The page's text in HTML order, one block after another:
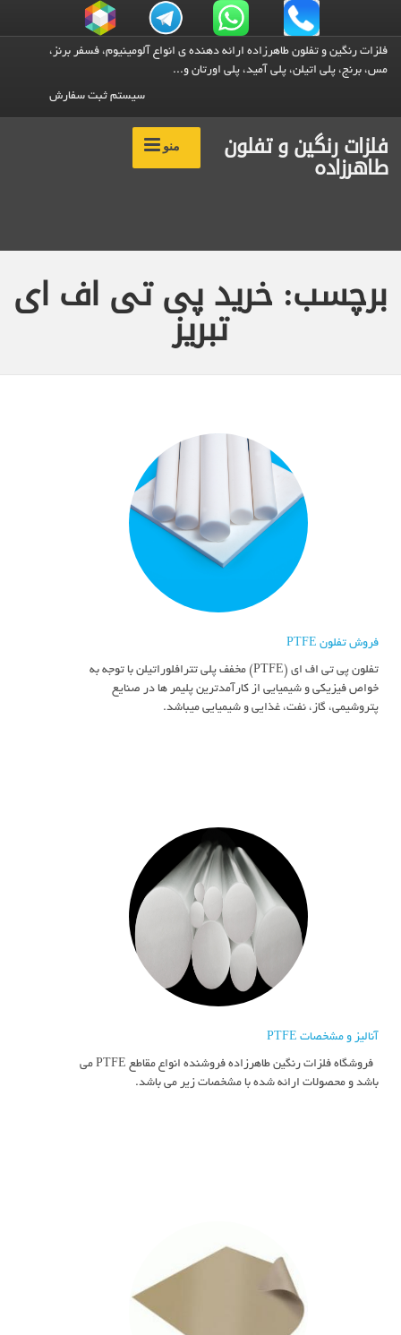
فلزات رنگین و تفلون طاهرزاده ارائه دهنده ی انواع آلومینیوم، فسفر برنز،
مس، برنج، پلی اتیلن، پلی آمید، پلی اورتان و...
سیستم ثبت سفارش
فلزات رنگین و تفلون
طاهرزاده
منو
برچسب: خرید پی تی اف ای
تبریز
فروش تفلون PTFE
تفلون پی تی اف ای (PTFE) مخفف پلی تترافلوراتیلن با توجه به
خواص فیزیکی و شیمیایی از کارآمدترین پلیمر ها در صنایع
پتروشیمی، گاز، نفت، غذایی و شیمیایی میباشد.
آنالیز و مشخصات PTFE
فروشگاه فلزات رنگین طاهرزاده فروشنده انواع مقاطع PTFE می
باشد و محصولات ارائه شده با مشخصات زیر می باشد.